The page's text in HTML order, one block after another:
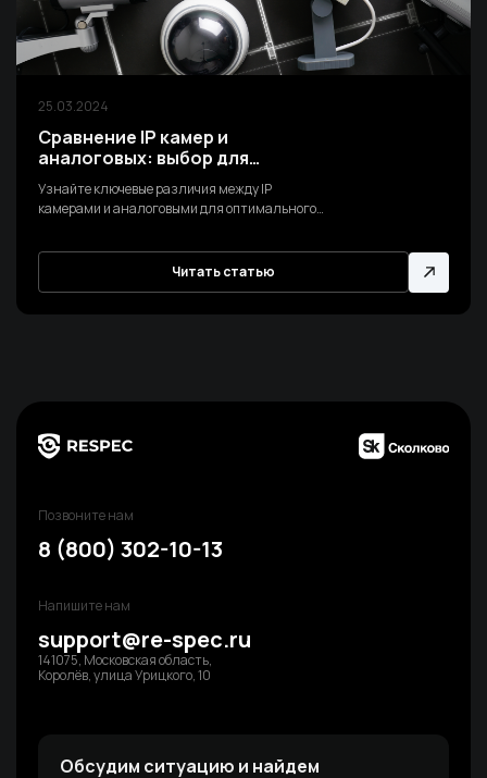
25.03.2024
Сравнение IP камер и
аналоговых: выбор для
современной
видеонаблюдения
Узнайте ключевые различия между IP
камерами и аналоговыми для оптимального
объекта безопасности.
Читать статью
Обсудим ситуацию и найдем
Позвоните нам
8 (800) 302-10-13
Напишите нам
support@re-spec.ru
141075, Московская область,
Королёв, улица Урицкого, 10